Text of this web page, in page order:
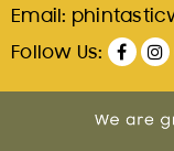
Email:
Follow Us: